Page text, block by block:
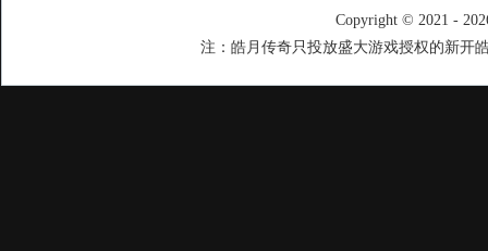
Copyright © 2021 -
注：皓月传奇只投放盛大游戏授权的新开